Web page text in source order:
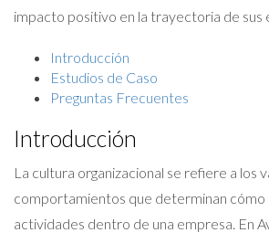
impacto positivo en la trayectoria de sus
Introducción
Estudios de Caso
Preguntas Frecuentes
Introducción
La cultura organizacional se refiere a los
comportamientos que determinan cómo
actividades dentro de una empresa. En